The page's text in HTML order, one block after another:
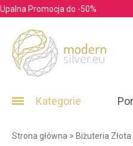
Upalna Promocja do -50%
Kategorie
Strona główna > Biżuteria Złota